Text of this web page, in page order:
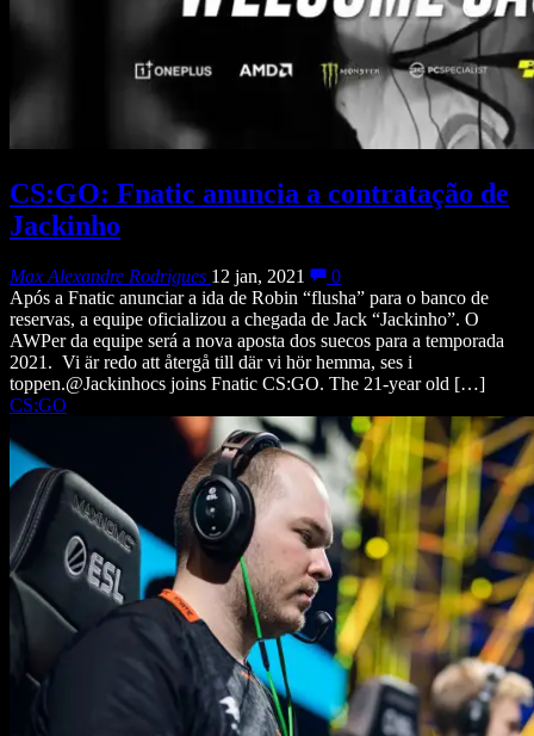
CS:GO: Fnatic anuncia a contratação de
Jackinho
Max Alexandre Rodrigues 12 jan, 2021
0
Após a Fnatic anunciar a ida de Robin “⁠flusha⁠” para o banco de
reservas, a equipe oficializou a chegada de Jack “⁠Jackinho⁠”. O
AWPer da equipe será a nova aposta dos suecos para a temporada
2021. Vi är redo att återgå till där vi hör hemma, ses i
toppen.@Jackinhocs joins Fnatic CS:GO. The 21-year old […]
CS:GO